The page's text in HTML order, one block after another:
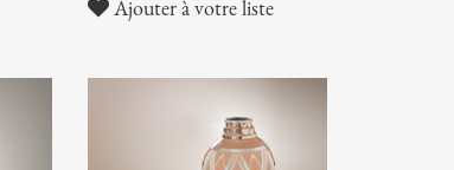
Ajouter à votre liste